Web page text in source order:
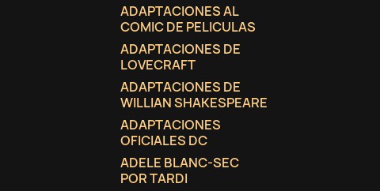
ADAPTACIONES AL
COMIC DE PELICULAS
ADAPTACIONES DE
LOVECRAFT
ADAPTACIONES DE
WILLIAN SHAKESPEARE
ADAPTACIONES
OFICIALES DC
ADELE BLANC-SEC
POR TARDI